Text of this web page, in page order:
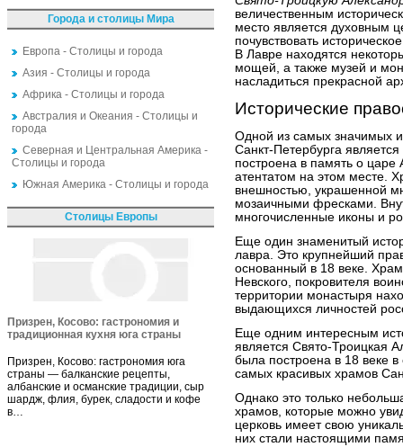
Города и столицы Мира
Европа - Столицы и города
Азия - Столицы и города
Африка - Столицы и города
Австралия и Океания - Столицы и
города
Северная и Центральная Америка -
Столицы и города
Южная Америка - Столицы и города
Столицы Европы
Призрен, Косово: гастрономия и
традиционная кухня юга страны
Призрен, Косово: гастрономия юга
страны — балканские рецепты,
албанские и османские традиции, сыр
шардж, флия, бурек, сладости и кофе
в…
величественным
место является духовным
почувствовать
В Лавре находятся
мощей, а также музей и
насладиться прекрасной
Исторические
Одной из самых значимых
Санкт-Петербурга
построена в память о
атентатом на этом месте.
внешностью, украшенной
мозаичными фресками.
многочисленные иконы и
Еще один знаменитый
лавра. Это крупнейший
основанный в 18 веке.
Невского, покровителя
территории монастыря
выдающихся личностей
Еще одним интересным
является Свято-Троицкая
была построена в 18 веке в
самых красивых храмов
Однако это только
храмов, которые можно
церковь имеет свою
них стали настоящими